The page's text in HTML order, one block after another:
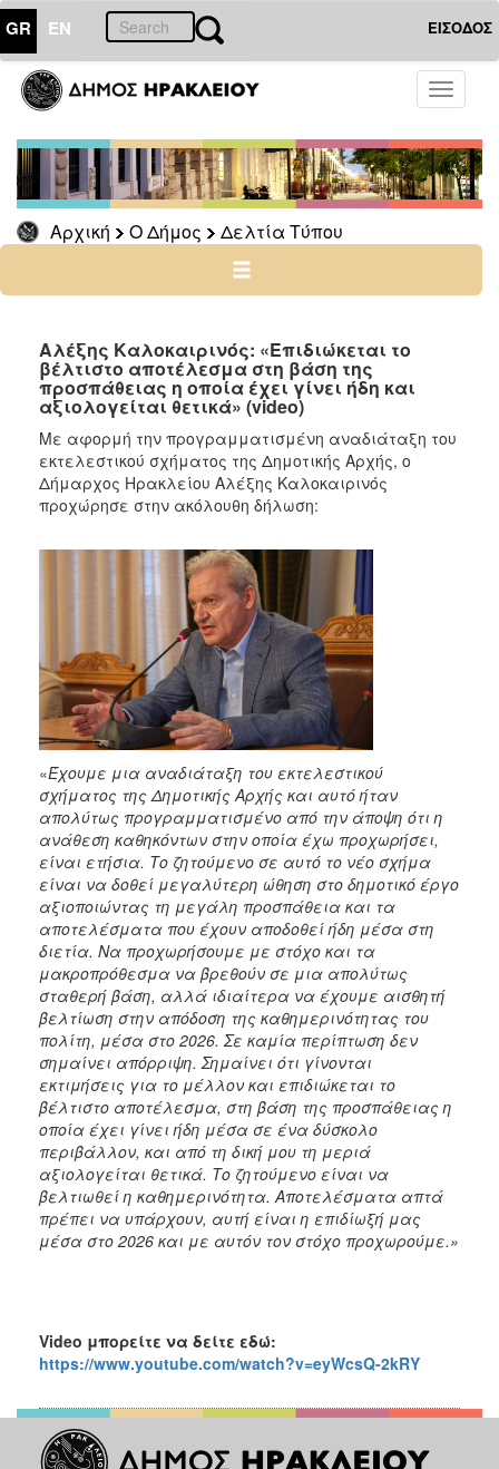
GR EN ΕΙΣΟΔΟΣ
Toggle
Αρχική Ο Δήμος Δελτία Τύπου
ΔΗΜΟΣ
Δελτία
Τύπου
Αρχείο
ΠΟΛΙΤΙΣΜΟΣ
ΑΝΘΕΚΤΙΚΗ
ΠΟΛΗ
Αλέξης Καλοκαιρινός: «Επιδιώκεται το
βέλτιστο αποτέλεσμα στη βάση της
προσπάθειας η οποία έχει γίνει ήδη και
αξιολογείται θετικά» (video)
Με αφορμή την προγραμματισμένη αναδιάταξη του
εκτελεστικού σχήματος της Δημοτικής Αρχής, ο
Δήμαρχος Ηρακλείου Αλέξης Καλοκαιρινός
προχώρησε στην ακόλουθη δήλωση:
«Έχουμε μια αναδιάταξη του εκτελεστικού
σχήματος της Δημοτικής Αρχής και αυτό ήταν
απολύτως προγραμματισμένο από την άποψη ότι η
ανάθεση καθηκόντων στην οποία έχω προχωρήσει,
είναι ετήσια. Το ζητούμενο σε αυτό το νέο σχήμα
είναι να δοθεί μεγαλύτερη ώθηση στο δημοτικό έργο
αξιοποιώντας τη μεγάλη προσπάθεια και τα
αποτελέσματα που έχουν αποδοθεί ήδη μέσα στη
διετία. Να προχωρήσουμε με στόχο και τα
μακροπρόθεσμα να βρεθούν σε μια απολύτως
σταθερή βάση, αλλά ιδιαίτερα να έχουμε αισθητή
βελτίωση στην απόδοση της καθημερινότητας του
πολίτη, μέσα στο 2026. Σε καμία περίπτωση δεν
σημαίνει απόρριψη. Σημαίνει ότι γίνονται
εκτιμήσεις για το μέλλον και επιδιώκεται το
βέλτιστο αποτέλεσμα, στη βάση της προσπάθειας η
οποία έχει γίνει ήδη μέσα σε ένα δύσκολο
περιβάλλον, και από τη δική μου τη μεριά
αξιολογείται θετικά. Το ζητούμενο είναι να
βελτιωθεί η καθημερινότητα. Αποτελέσματα απτά
πρέπει να υπάρχουν, αυτή είναι η επιδίωξή μας
μέσα στο 2026 και με αυτόν τον στόχο προχωρούμε.»
Video μπορείτε να δείτε εδώ:
https://www.youtube.com/watch?v=eyWcsQ-2kRY